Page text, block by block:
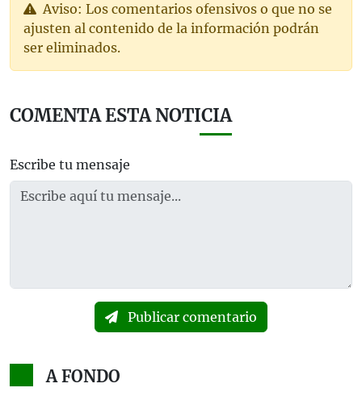
Aviso: Los comentarios ofensivos o que no se
ajusten al contenido de la información podrán
ser eliminados.
COMENTA ESTA NOTICIA
Escribe tu mensaje
Publicar comentario
A FONDO